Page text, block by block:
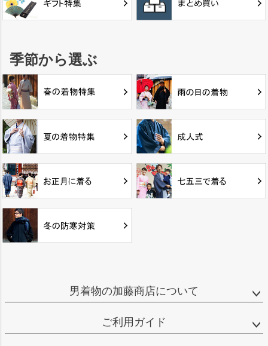
季節から選ぶ
男着物の加藤商店について
ご利用ガイド